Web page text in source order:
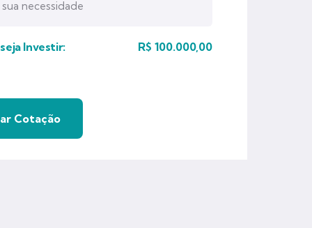
Investir: R$ 100.000,00